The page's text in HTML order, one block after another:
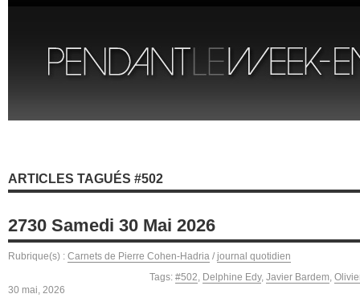
ARTICLES TAGUÉS #502
2730 Samedi 30 Mai 2026
Rubrique(s) : Carnets de Pierre Cohen-Hadria / journal quotidien
Tags: #502, Delphine Edy, Javier Bardem,
30 mai, 2026